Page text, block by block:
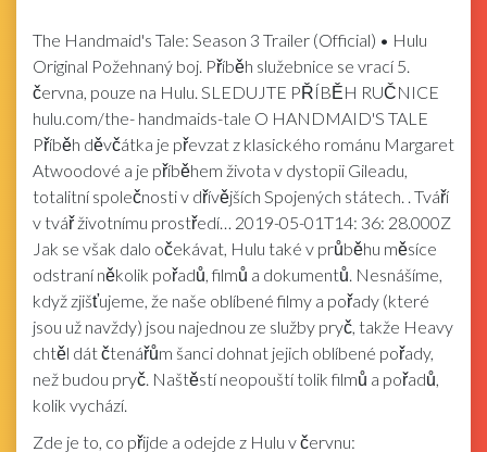
The Handmaid's Tale: Season 3 Trailer (Official) • Hulu
Original Požehnaný boj. Příběh služebnice se vrací 5.
června, pouze na Hulu. SLEDUJTE PŘÍBĚH RUČNICE
hulu.com/the- handmaids-tale O HANDMAID'S TALE
Příběh děvčátka je převzat z klasického románu Margaret
Atwoodové a je příběhem života v dystopii Gileadu,
totalitní společnosti v dřívějších Spojených státech. . Tváří
v tvář životnímu prostředí… 2019-05-01T14: 36: 28.000Z
Jak se však dalo očekávat, Hulu také v průběhu měsíce
odstraní několik pořadů, filmů a dokumentů. Nesnášíme,
když zjišťujeme, že naše oblíbené filmy a pořady (které
jsou už navždy) jsou najednou ze služby pryč, takže Heavy
chtěl dát čtenářům šanci dohnat jejich oblíbené pořady,
než budou pryč. Naštěstí neopouští tolik filmů a pořadů,
kolik vychází.
Zde je to, co přijde a odejde z Hulu v červnu: